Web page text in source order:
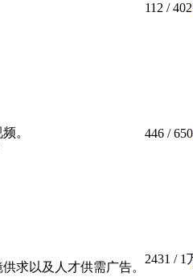
112 /
。
446 /
求以及人才供需广告。
2431 / 1